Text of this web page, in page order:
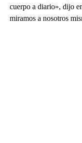
cuerpo a diario», dijo
miramos a nosotros